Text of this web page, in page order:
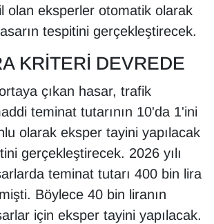
olan eksperler otomatik olarak
tespitini gerçekleştirecek.
KRİTERİ DEVREDE
çıkan hasar, trafik
teminat tutarının 10'da 1'ini
olarak eksper tayini yapılacak
gerçekleştirecek. 2026 yılı
teminat tutarı 400 bin lira
Böylece 40 bin liranın
için eksper tayini yapılacak.